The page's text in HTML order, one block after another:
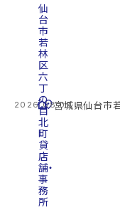
2026.08.07
cottage
仙
台
市
若
林
区
六
丁
の
目
北
町
貸
店
舗・
事
務
所
location_on宮城県仙台市